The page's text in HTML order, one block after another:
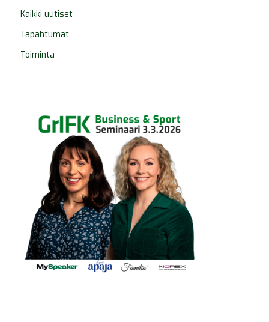
Kaikki uutiset
Tapahtumat
Toiminta